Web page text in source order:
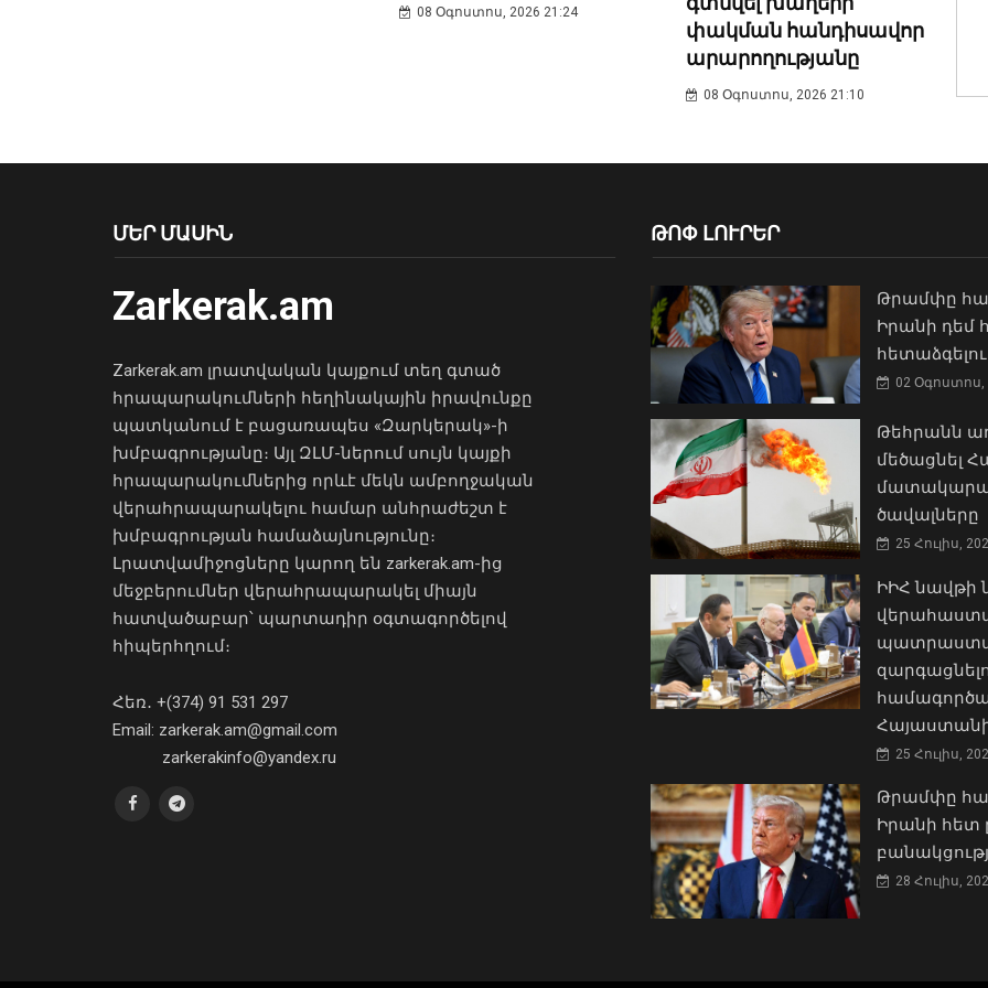
08 Օգոստոս, 2026 21:24
փակման հանդիսավոր
արարողությանը
08 Օգոստոս, 2026 21:10
ՄԵՐ ՄԱՍԻՆ
Zarkerak.am
Zarkerak.am լրատվական կայքում տեղ գտած
հրապարակումների հեղինակային իրավունքը
պատկանում է բացառապես «Զարկերակ»-ի
խմբագրությանը։ Այլ ԶԼՄ-ներում սույն կայքի
հրապարակումներից որևէ մեկն ամբողջական
վերահրապարակելու համար անհրաժեշտ է
խմբագրության համաձայնությունը։
Լրատվամիջոցները կարող են zarkerak.am-ից
մեջբերումներ վերահրապարակել միայն
հատվածաբար՝ պարտադիր օգտագործելով
հիպերհղում։
Հեռ․ +(374) 91 531 297
Email: zarkerak.am@gmail.com
zarkerakinfo@yandex.ru
ԹՈՓ ԼՈՒՐԵՐ
Թրամփը
Իրանի դեմ
02 Օգոստոս,
Թեհրանն
մեծացնել
ծավալները
25 Հուլիս,
ԻԻՀ
25 Հուլիս,
Թրամփը
Իրանի հետ
28 Հուլիս,